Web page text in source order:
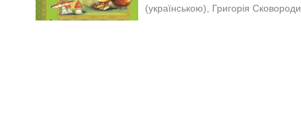
(українською), Григорія